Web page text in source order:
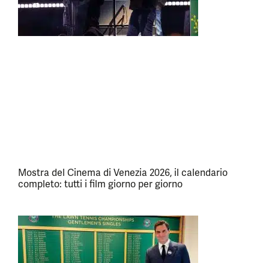
Mostra del Cinema di Venezia 2026, il calendario
completo: tutti i film giorno per giorno